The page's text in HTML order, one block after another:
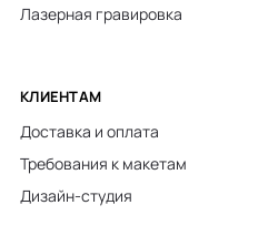
Лазерная гравировка
КЛИЕНТАМ
Доставка и оплата
Требования к макетам
Дизайн-студия